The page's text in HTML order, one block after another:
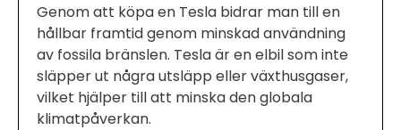
Genom att köpa en Tesla bidrar man till en
hållbar framtid genom minskad användning
av fossila bränslen. Tesla är en elbil som inte
släpper ut några utsläpp eller växthusgaser,
vilket hjälper till att minska den globala
klimatpåverkan.